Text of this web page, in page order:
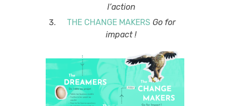
l’action
THE CHANGE MAKERS Go for
impact !